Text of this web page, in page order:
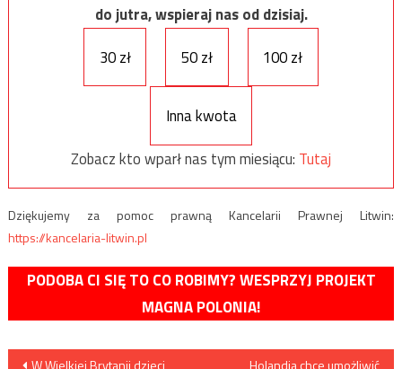
do jutra, wspieraj nas od dzisiaj.
30 zł
50 zł 100 zł
Inna kwota
Zobacz kto wparł nas tym miesiącu: Tutaj
Dziękujemy za pomoc prawną Kancelarii Prawnej Litwin:
https://kancelaria-litwin.pl
PODOBA CI SIĘ TO CO ROBIMY? WESPRZYJ PROJEKT
MAGNA POLONIA!
W Wielkiej Brytanii dzieci Holandia chce umożliwić